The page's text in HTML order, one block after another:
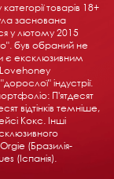
товарів 18+
заснована
у лютому 2015
був обраний не
є ексклюзивним
Lovehoney
індустрії.
П'ятдесят
відтінків темніше,
Кокс. Інші
(Бразилія-
(Іспанія).